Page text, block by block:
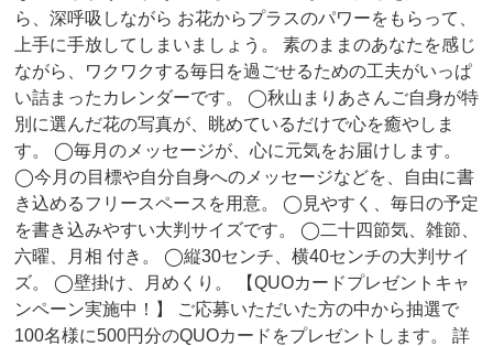
ら、深呼吸しながら お花からプラスのパワーをもらって、
上手に手放してしまいましょう。 素のままのあなたを感じ
ながら、ワクワクする毎日を過ごせるための工夫がいっぱ
い詰まったカレンダーです。 ◯秋山まりあさんご自身が特
別に選んだ花の写真が、眺めているだけで心を癒やしま
す。 ◯毎月のメッセージが、心に元気をお届けします。
◯今月の目標や自分自身へのメッセージなどを、自由に書
き込めるフリースペースを用意。 ◯見やすく、毎日の予定
を書き込みやすい大判サイズです。 ◯二十四節気、雑節、
六曜、月相 付き。 ◯縦30センチ、横40センチの大判サイ
ズ。 ◯壁掛け、月めくり。 【QUOカードプレゼントキャ
ンペーン実施中！】 ご応募いただいた方の中から抽選で
100名様に500円分のQUOカードをプレゼントします。 詳